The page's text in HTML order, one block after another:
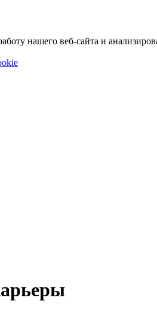
нашего веб-сайта и